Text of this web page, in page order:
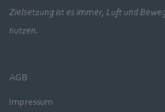
Zielsetzung ist es immer, Luft und
nutzen.
AGB
Impressum